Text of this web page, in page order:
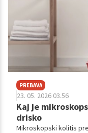
PREBAVA
23. 05. 2026 03.56
Kaj je
drisko
Mikroskopski kolitis